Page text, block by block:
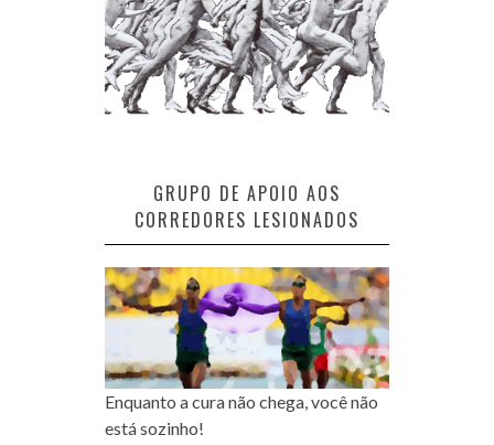
GRUPO DE APOIO AOS
CORREDORES LESIONADOS
Enquanto a cura não chega, você não
está sozinho!